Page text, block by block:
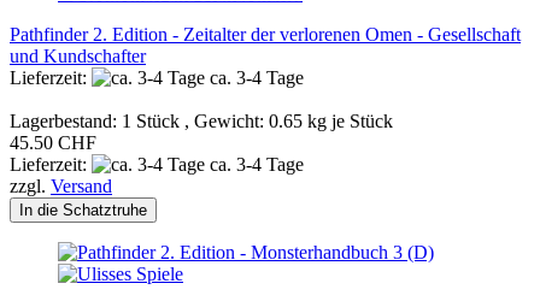
Pathfinder 2. Edition - Zeitalter der verlorenen Omen - Gesellschaft
und Kundschafter
Lieferzeit:
ca. 3-4 Tage
Lagerbestand: 1 Stück , Gewicht: 0.65 kg je Stück
45.50 CHF
Lieferzeit:
ca. 3-4 Tage
zzgl. Versand
In die Schatztruhe